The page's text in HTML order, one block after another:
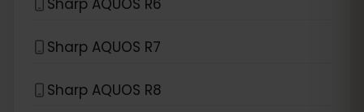
Sharp AQUOS R7
Sharp AQUOS R8